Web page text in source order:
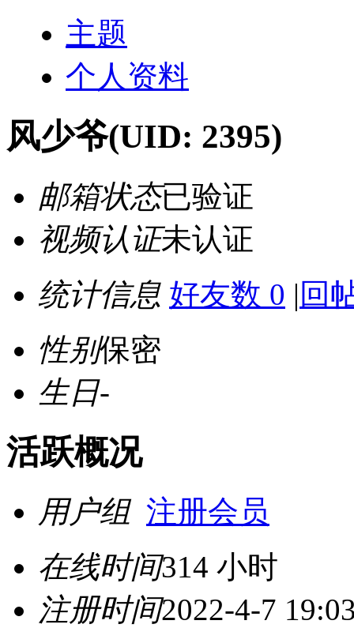
主题
个人资料
风少爷(UID: 2395)
邮箱状态已验证
视频认证未认证
统计信息 好友数 0 | 回
性别保密
生日-
活跃概况
用户组 注册会员
在线时间314 小时
注册时间2022-4-7